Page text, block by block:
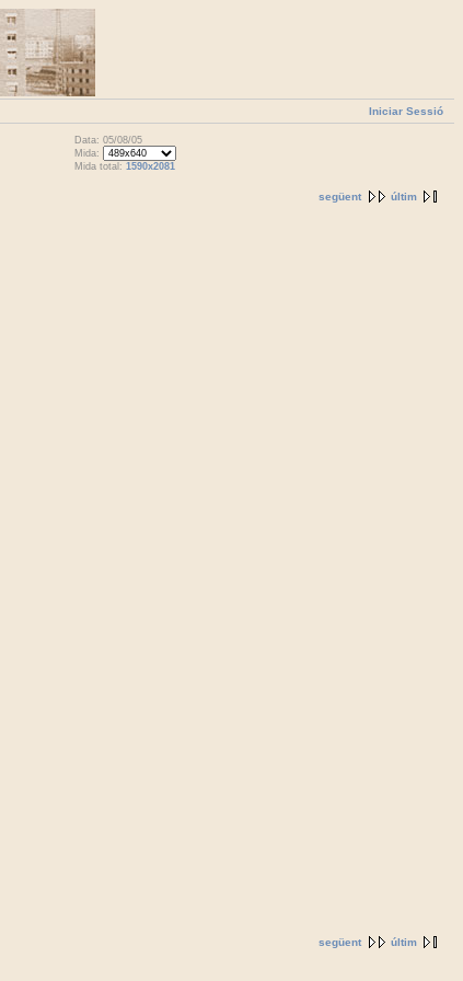
Iniciar Sessió
Data: 05/08/05
Mida:
Mida total: 1590x2081
següent últim
següent últim